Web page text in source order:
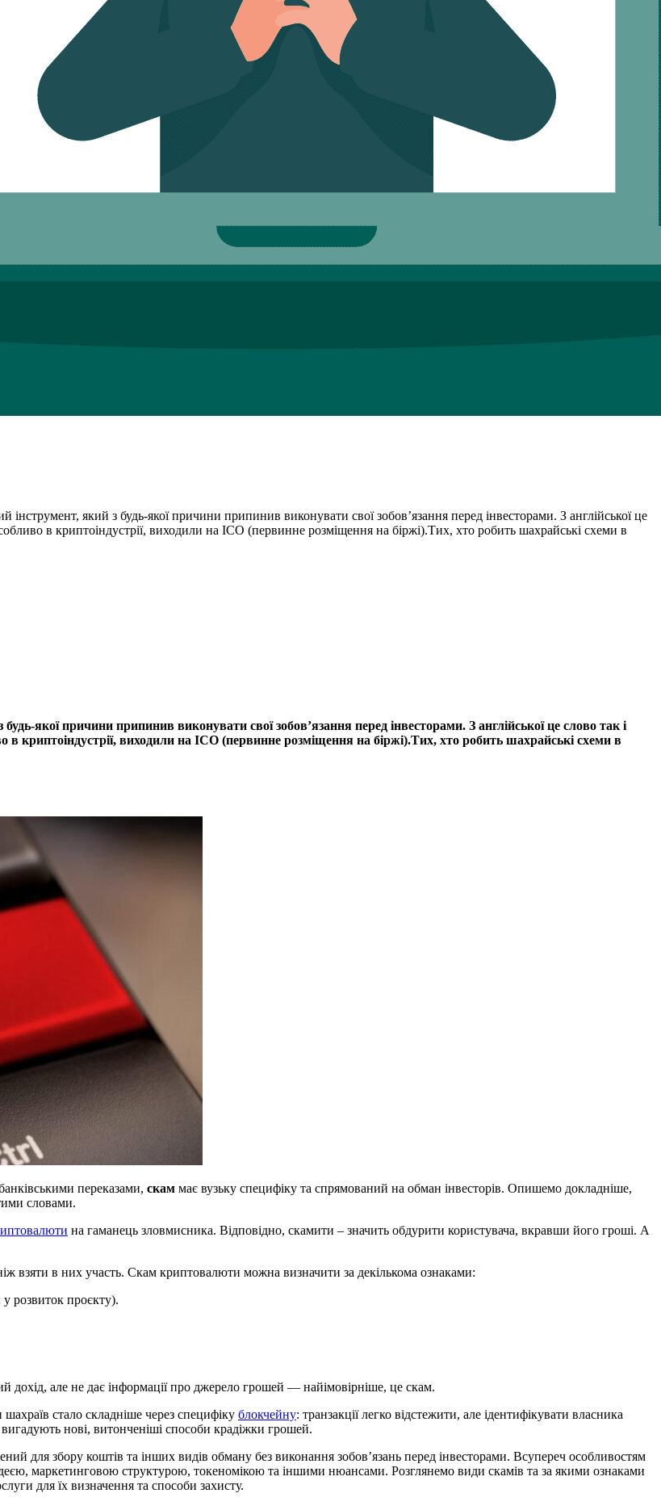
інструмент, який з будь-якої причини припинив виконувати свої зобов’язання перед інвесторами. З англійської це
в криптоіндустрії, виходили на ICO (первинне розміщення на біржі).Тих, хто робить шахрайські схеми в
якої причини припинив виконувати свої зобов’язання перед інвесторами. З англійської це слово так і
криптоіндустрії, виходили на ICO (первинне розміщення на біржі).Тих, хто робить шахрайські схеми в
переказами, скам має вузьку специфіку та спрямований на обман інвесторів. Опишемо докладніше,
словами.
на гаманець зловмисника. Відповідно, скамити – значить обдурити користувача, вкравши його гроші. А
взяти в них участь. Скам криптовалюти можна визначити за декількома ознаками:
у розвиток проєкту).
дохід, але не дає інформації про джерело грошей — найімовірніше, це скам.
стало складніше через специфіку блокчейну: транзакції легко відстежити, але ідентифікувати власника
нові, витонченіші способи крадіжки грошей.
для збору коштів та інших видів обману без виконання зобов’язань перед інвесторами. Всупереч особливостям
маркетинговою структурою, токеномікою та іншими нюансами. Розглянемо види скамів та за якими ознаками
для їх визначення та способи захисту.